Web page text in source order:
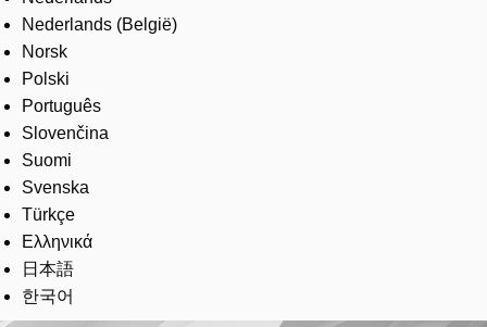
Nederlands (België)
Norsk
Polski
Português
Slovenčina
Suomi
Svenska
Türkçe
Ελληνικά
日本語
한국어